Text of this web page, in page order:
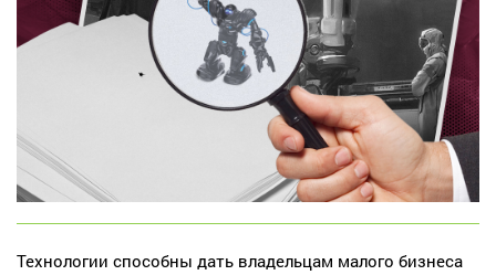
Технологии способны дать владельцам малого бизнеса